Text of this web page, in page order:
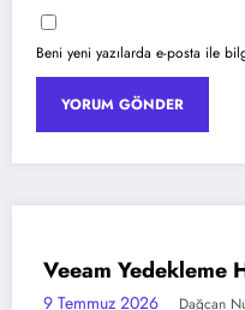
Beni yeni yazılarda e-posta ile
AZURE
Azure Blob
Barındırma